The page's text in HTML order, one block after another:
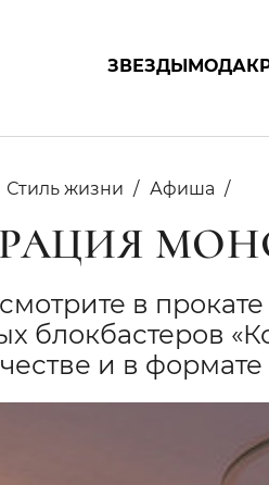
ЗВЕЗДЫМОДА
Стиль жизни Афиша
в
блокбастеров
и в